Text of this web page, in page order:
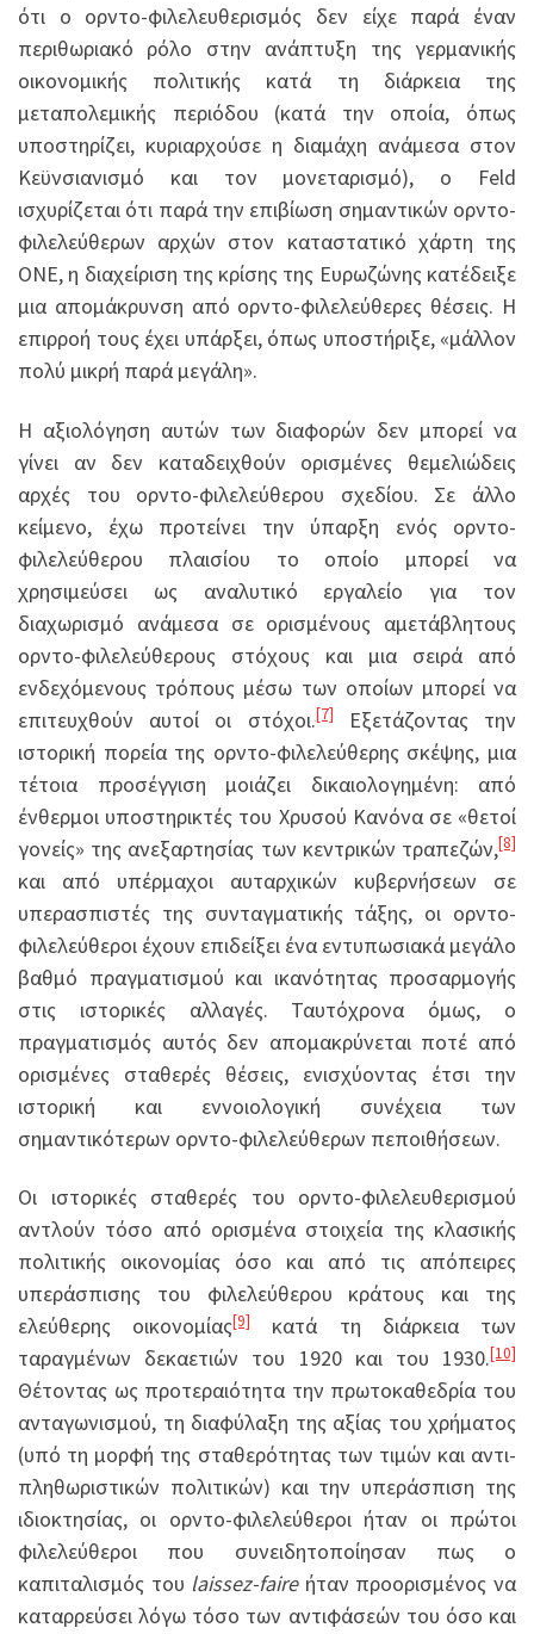
ότι ο ορντο-φιλελευθερισμός δεν είχε παρά έναν
περιθωριακό ρόλο στην ανάπτυξη της γερμανικής
οικονομικής πολιτικής κατά τη διάρκεια της
μεταπολεμικής περιόδου (κατά την οποία, όπως
υποστηρίζει, κυριαρχούσε η διαμάχη ανάμεσα στον
Κεϋνσιανισμό και τον μονεταρισμό), ο Feld
ισχυρίζεται ότι παρά την επιβίωση σημαντικών ορντο-
φιλελεύθερων αρχών στον καταστατικό χάρτη της
ΟΝΕ, η διαχείριση της κρίσης της Ευρωζώνης κατέδειξε
μια απομάκρυνση από ορντο-φιλελεύθερες θέσεις. Η
επιρροή τους έχει υπάρξει, όπως υποστήριξε, «μάλλον
πολύ μικρή παρά μεγάλη».
Η αξιολόγηση αυτών των διαφορών δεν μπορεί να
γίνει αν δεν καταδειχθούν ορισμένες θεμελιώδεις
αρχές του ορντο-φιλελεύθερου σχεδίου. Σε άλλο
κείμενο, έχω προτείνει την ύπαρξη ενός ορντο-
φιλελεύθερου πλαισίου το οποίο μπορεί να
χρησιμεύσει ως αναλυτικό εργαλείο για τον
διαχωρισμό ανάμεσα σε ορισμένους αμετάβλητους
ορντο-φιλελεύθερους στόχους και μια σειρά από
ενδεχόμενους τρόπους μέσω των οποίων μπορεί να
επιτευχθούν αυτοί οι στόχοι.[7]
Εξετάζοντας την
ιστορική πορεία της ορντο-φιλελεύθερης σκέψης, μια
τέτοια προσέγγιση μοιάζει δικαιολογημένη: από
ένθερμοι υποστηρικτές του Χρυσού Κανόνα σε «θετοί
γονείς» της ανεξαρτησίας των κεντρικών τραπεζών,[8]
και από υπέρμαχοι αυταρχικών κυβερνήσεων σε
υπερασπιστές της συνταγματικής τάξης, οι ορντο-
φιλελεύθεροι έχουν επιδείξει ένα εντυπωσιακά μεγάλο
βαθμό πραγματισμού και ικανότητας προσαρμογής
στις ιστορικές αλλαγές. Ταυτόχρονα όμως, ο
πραγματισμός αυτός δεν απομακρύνεται ποτέ από
ορισμένες σταθερές θέσεις, ενισχύοντας έτσι την
ιστορική και εννοιολογική συνέχεια των
σημαντικότερων ορντο-φιλελεύθερων πεποιθήσεων.
Οι ιστορικές σταθερές του ορντο-φιλελευθερισμού
αντλούν τόσο από ορισμένα στοιχεία της κλασικής
πολιτικής οικονομίας όσο και από τις απόπειρες
υπεράσπισης του φιλελεύθερου κράτους και της
ελεύθερης οικονομίας[9]κατά τη διάρκεια των
ταραγμένων δεκαετιών του 1920 και του 1930.[10]
Θέτοντας ως προτεραιότητα την πρωτοκαθεδρία του
ανταγωνισμού, τη διαφύλαξη της αξίας του χρήματος
(υπό τη μορφή της σταθερότητας των τιμών και αντι-
πληθωριστικών πολιτικών) και την υπεράσπιση της
ιδιοκτησίας, οι ορντο-φιλελεύθεροι ήταν οι πρώτοι
φιλελεύθεροι που συνειδητοποίησαν πως ο
καπιταλισμός του laissez-faire ήταν προορισμένος να
καταρρεύσει λόγω τόσο των αντιφάσεών του όσο και